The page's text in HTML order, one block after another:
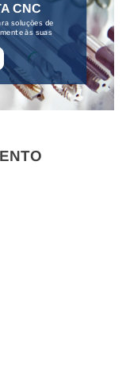
CNC
soluções de
às suas